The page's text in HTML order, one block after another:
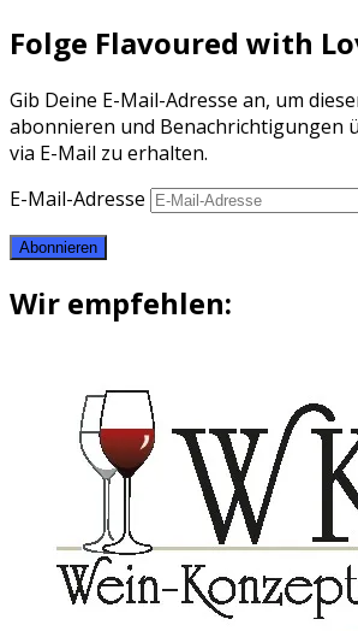
Folge Flavoured with
Gib Deine E-Mail-Adresse an, um
abonnieren und Benachrichtigungen
via E-Mail zu erhalten.
E-Mail-Adresse
Abonnieren
Wir empfehlen: